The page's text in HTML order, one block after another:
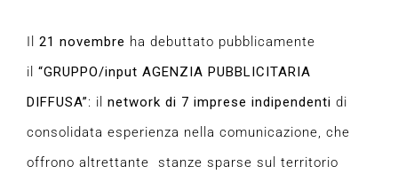
Il 21 novembre ha debuttato pubblicamente
il “GRUPPO/input AGENZIA PUBBLICITARIA
DIFFUSA”: il network di 7 imprese indipendenti di
consolidata esperienza nella comunicazione, che
offrono altrettante stanze sparse sul territorio